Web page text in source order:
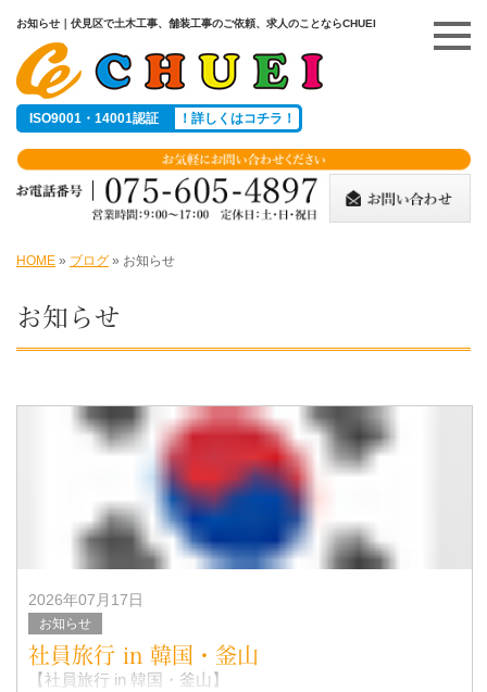
お知らせ｜伏見区で土木工事、舗装工事のご依頼、求人のことならCHUEI
ISO9001・14001認証 ！詳しくはコチラ！
HOME » ブログ » お知らせ
お知らせ
2026年07月17日
お知らせ
社員旅行 in 韓国・釜山
【社員旅行 in 韓国・釜山】